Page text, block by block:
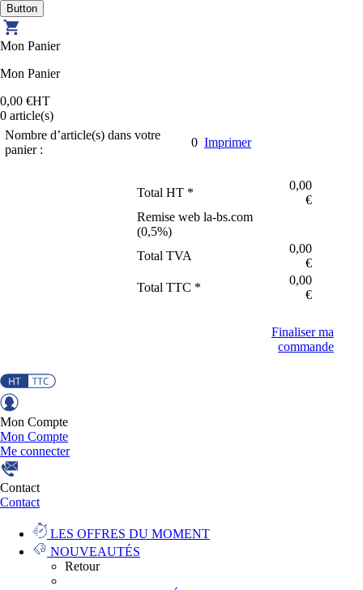
Mon Panier
Mon Panier
0,00 €HT
0 article(s)
Nombre d’article(s) dans votre
panier :
0 Imprimer
Total HT *
0,00
€
Remise web la-bs.com
(0,5%)
Total TVA
0,00
€
Total TTC *
0,00
€
Finaliser ma
commande
Mon Compte
Mon Compte
Me connecter
Contact
Contact
LES OFFRES DU MOMENT
NOUVEAUTÉS
Retour